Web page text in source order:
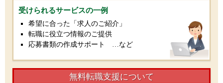
受けられるサービスの一例
希望に合った「求人のご紹介」
転職に役立つ情報のご提供
応募書類の作成サポート …など
無料転職支援について